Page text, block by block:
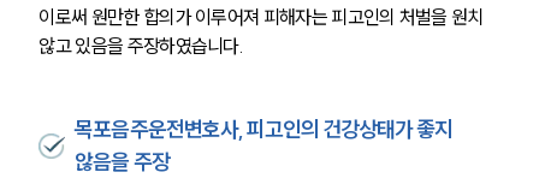
이로써 원만한 합의가 이루어져 피해자는 피고인의 처벌을 원치
않고 있음을 주장하였습니다.
목포음주운전변호사, 피고인의 건강상태가 좋지
않음을 주장